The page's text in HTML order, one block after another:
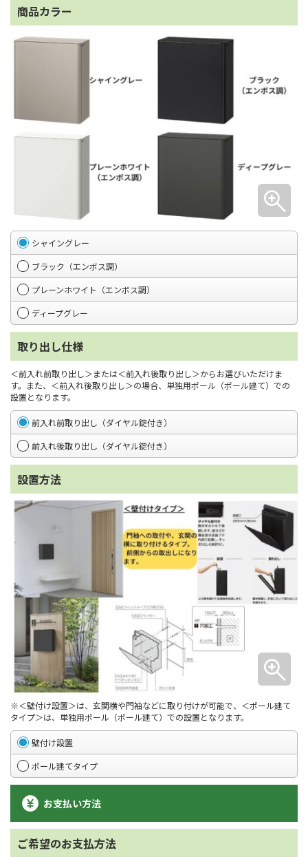
商品カラー
シャイングレー
ブラック（エンボス調）
プレーンホワイト（エンボス調）
ディープグレー
取り出し仕様
＜前入れ前取り出し＞または＜前入れ後取り出し＞からお選びいただけま
す。また、＜前入れ後取り出し＞の場合、単独用ポール（ポール建て）での
設置となります。
前入れ前取り出し（ダイヤル錠付き）
前入れ後取り出し（ダイヤル錠付き）
設置方法
※＜壁付け設置＞は、玄関横や門袖などに取り付けが可能で、＜ポール建て
タイプ＞は、単独用ポール（ポール建て）での設置となります。
壁付け設置
ポール建てタイプ
お支払い方法
ご希望のお支払方法